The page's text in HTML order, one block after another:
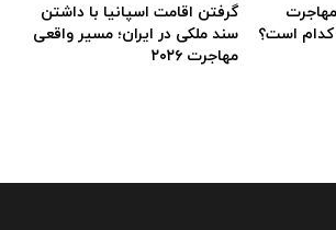
گرفتن اقامت اسپانیا با داشتن
سند ملکی در ایران؛ مسیر واقعی
مهاجرت ۲۰۲۶